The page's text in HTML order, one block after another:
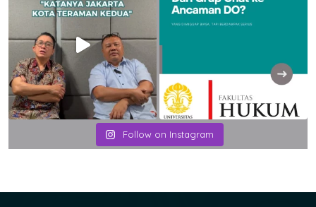
Follow on Instagram